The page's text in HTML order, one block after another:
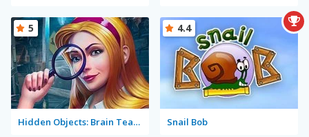
Hidden Objects: Brain Teaser
5
Snail Bob
4.4